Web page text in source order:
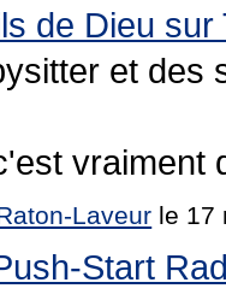
de Dieu sur
et des
vraiment
Laveur le 17
Start